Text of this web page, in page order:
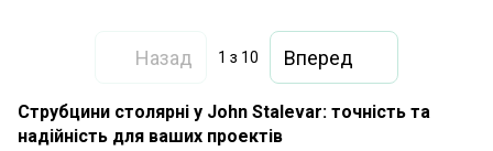
Назад 1 з 10 Вперед
Струбцини столярні у John Stalevar: точність та
надійність для ваших проектів